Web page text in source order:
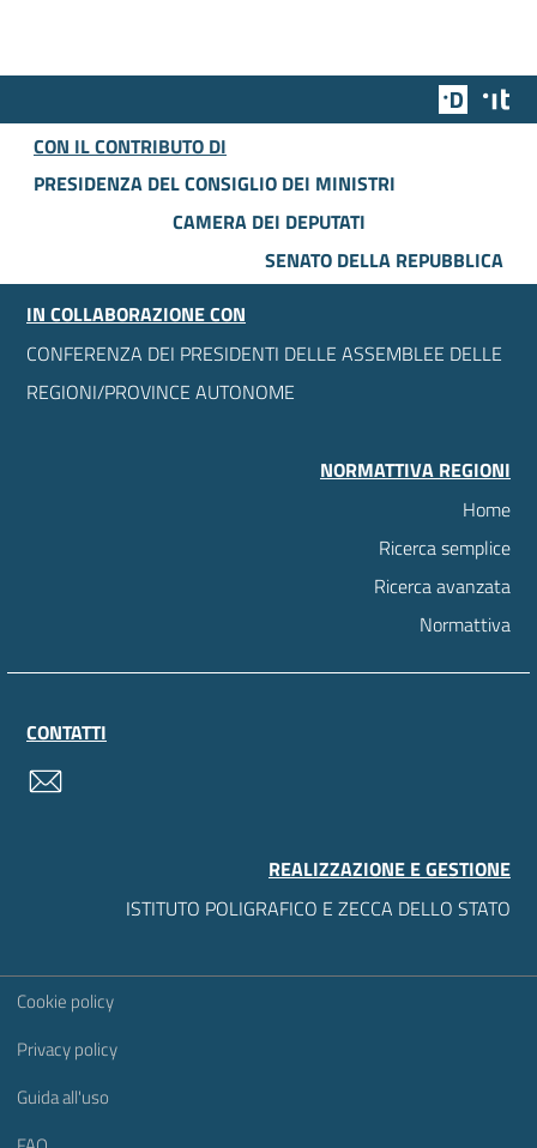
Team
CON IL CONTRIBUTO DI
PRESIDENZA DEL CONSIGLIO DEI MINISTRI
CAMERA DEI DEPUTATI
SENATO DELLA REPUBBLICA
IN COLLABORAZIONE CON
CONFERENZA DEI PRESIDENTI DELLE ASSEMBLEE DELLE
REGIONI/PROVINCE AUTONOME
NORMATTIVA REGIONI
Home
Ricerca semplice
Ricerca avanzata
Normattiva
CONTATTI
REALIZZAZIONE E GESTIONE
ISTITUTO POLIGRAFICO E ZECCA DELLO STATO
Sezione Link Utili
Cookie policy
Privacy policy
Guida all'uso